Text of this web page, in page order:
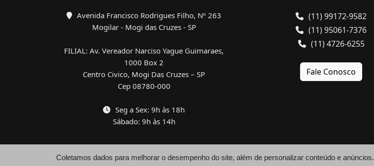
Avenida Francisco Rodrigues Filho, Nº 263
Mogilar - Mogi das Cruzes - SP
FILIAL: Av. Vereador Narciso Yague Guimaraes,
1000 Box 2
Centro Civico, Mogi Das Cruzes – SP
Cep 08780-000
Seg a Sex: 9h às 18h
Sábado: 9h às 14h
(11) 99172-9582
(11) 95061-7376
(11) 4726-6255
Fale Conosco
Coletamos dados para melhorar o desempenho do site, além de personalizar conteúdo e anúncios.